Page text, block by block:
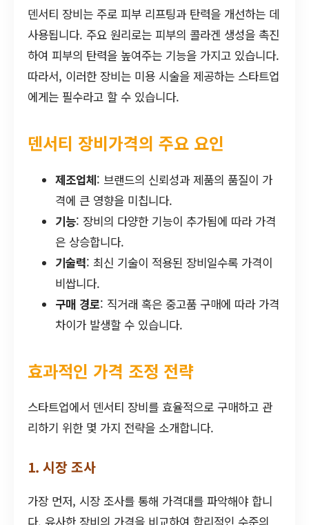
덴서티 장비는 주로 피부 리프팅과 탄력을 개선하는 데
사용됩니다. 주요 원리로는 피부의 콜라겐 생성을 촉진
하여 피부의 탄력을 높여주는 기능을 가지고 있습니다.
따라서, 이러한 장비는 미용 시술을 제공하는 스타트업
에게는 필수라고 할 수 있습니다.
덴서티 장비가격의 주요 요인
제조업체: 브랜드의 신뢰성과 제품의 품질이 가
격에 큰 영향을 미칩니다.
기능: 장비의 다양한 기능이 추가됨에 따라 가격
은 상승합니다.
기술력: 최신 기술이 적용된 장비일수록 가격이
비쌉니다.
구매 경로: 직거래 혹은 중고품 구매에 따라 가격
차이가 발생할 수 있습니다.
효과적인 가격 조정 전략
스타트업에서 덴서티 장비를 효율적으로 구매하고 관
리하기 위한 몇 가지 전략을 소개합니다.
1. 시장 조사
가장 먼저, 시장 조사를 통해 가격대를 파악해야 합니
다. 유사한 장비의 가격을 비교하여 합리적인 수준의